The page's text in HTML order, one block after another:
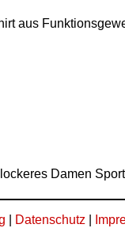
aus
Damen
Datenschutz